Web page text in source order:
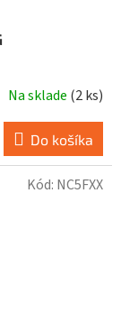
Na sklade (2 ks)
Do košíka
Kód: NC5FXX